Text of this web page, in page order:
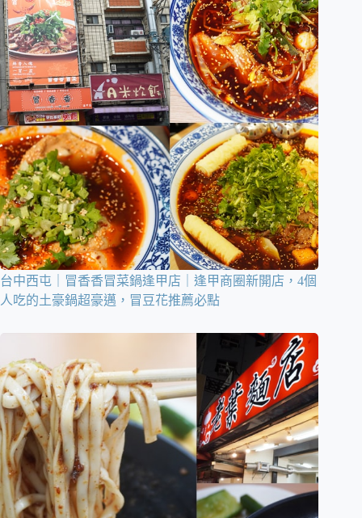
台中西屯｜冒香香冒菜鍋逢甲店｜逢甲商圈新開店，4個
人吃的土豪鍋超豪邁，冒豆花推薦必點